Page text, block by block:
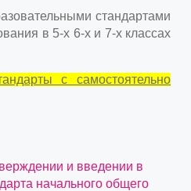
стандартами
в 5-х 6-х и 7-х классах
с самостоятельно
и введении в
начального общего